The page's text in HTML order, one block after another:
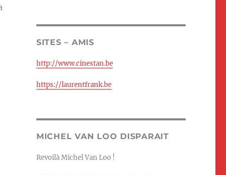
SITES – AMIS
http://www.cinestan.be
https://laurentfrank.be
MICHEL VAN LOO DISPARAIT
Revoilà Michel Van Loo !